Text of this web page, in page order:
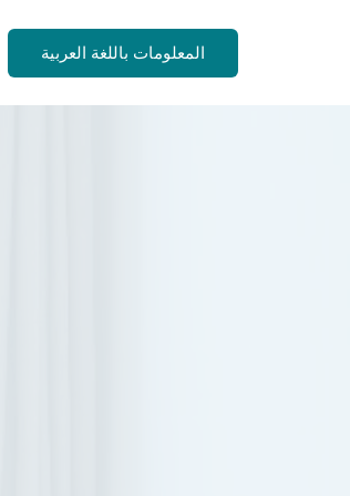
المعلومات باللغة العربية